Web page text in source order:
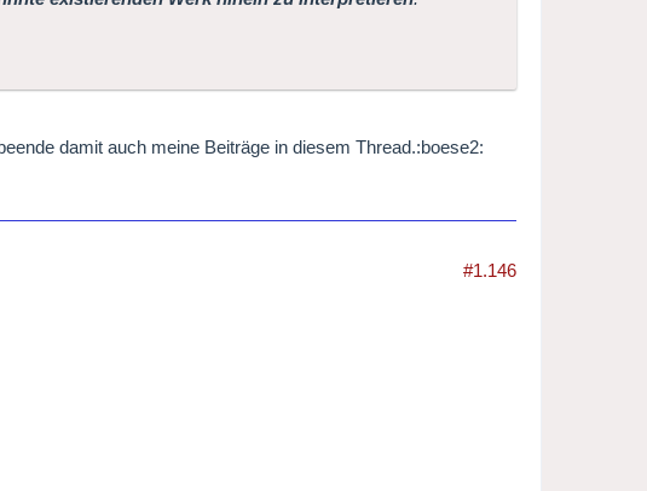
damit auch meine Beiträge in diesem Thread.:boese2:
#1.146